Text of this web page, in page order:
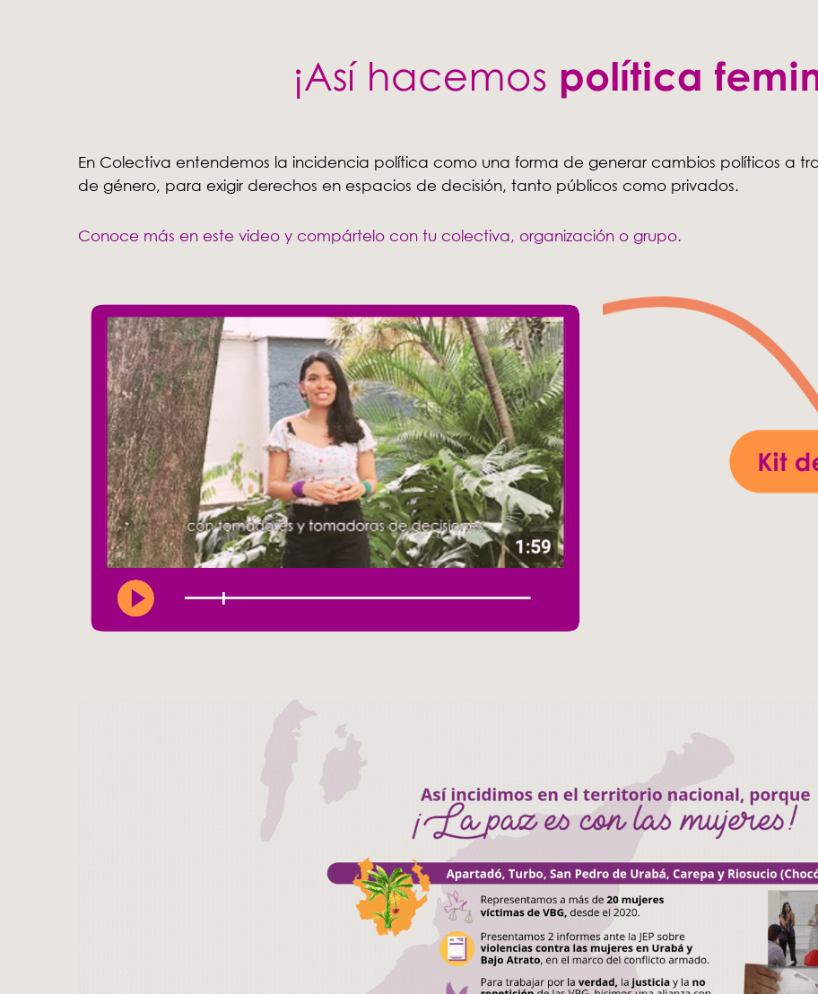
En Colectiva entendemos la incidencia política como una forma de generar cambios políticos a
de género, para exigir derechos en espacios de decisión, tanto públicos como privados.
Conoce más en este video y compártelo con tu colectiva, organización o grupo.